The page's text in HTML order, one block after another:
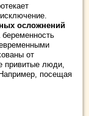
осложнений
от
привитые люди,
посещая